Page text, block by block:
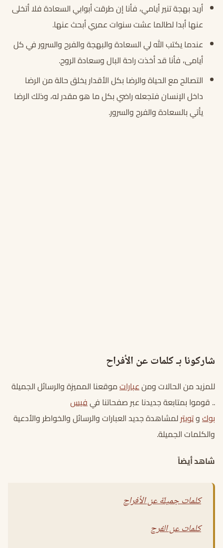
أريد بهجة تنير أيامي، فأنا إن طرقت أبوابي السعادة فلا أتخلى
عنها أبدا لطالما عشت سنوات عمري أبحث عنها.
عندما يكتب الله لي السعادة والبهجة والفرح والسرور في كل
أيامى، فأنا قد أخذت راحة البال وسعادة الروح.
التصالح مع الحياة والرضا بكل الأقدار يخلق حالة من الرضا
داخل الإنسان فتجعله راضي بكل ما هو مقدر له، وذلك الرضا
يأتي بالسعادة والفرح والسرور.
شاركونا بـ كلمات عن الأفراح
للمزيد من الحالات ومنعباراتموقعنا المميزة والرسائل الجميلة
.. قوموا بمتابعة جديدنا عبر صفحاتنا فيفيس
بوكوتويترلمشاهدة جديد العبارات والرسائل والخواطر والأدعية
والكلمات الجميلة.
شاهد أيضاً
كلمات جميلة عن الأفراح
كلمات عن الفرح